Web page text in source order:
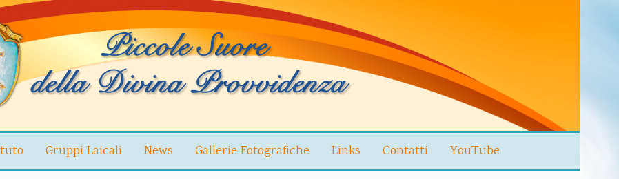
Gruppi Laicali News Gallerie Fotografiche Links Contatti YouTube